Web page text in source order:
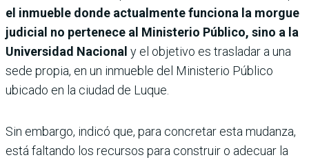
el inmueble donde actualmente funciona la morgue
judicial no pertenece al Ministerio Público, sino a la
Universidad Nacional y el objetivo es trasladar a una
sede propia, en un inmueble del Ministerio Público
ubicado en la ciudad de Luque.
Sin embargo, indicó que, para concretar esta mudanza,
está faltando los recursos para construir o adecuar la